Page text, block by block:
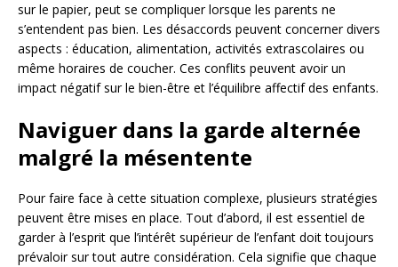
sur le papier, peut se compliquer lorsque les parents ne
s’entendent pas bien. Les désaccords peuvent concerner divers
aspects : éducation, alimentation, activités extrascolaires ou
même horaires de coucher. Ces conflits peuvent avoir un
impact négatif sur le bien-être et l’équilibre affectif des enfants.
Naviguer dans la garde alternée
malgré la mésentente
Pour faire face à cette situation complexe, plusieurs stratégies
peuvent être mises en place. Tout d’abord, il est essentiel de
garder à l’esprit que l’intérêt supérieur de l’enfant doit toujours
prévaloir sur tout autre considération. Cela signifie que chaque